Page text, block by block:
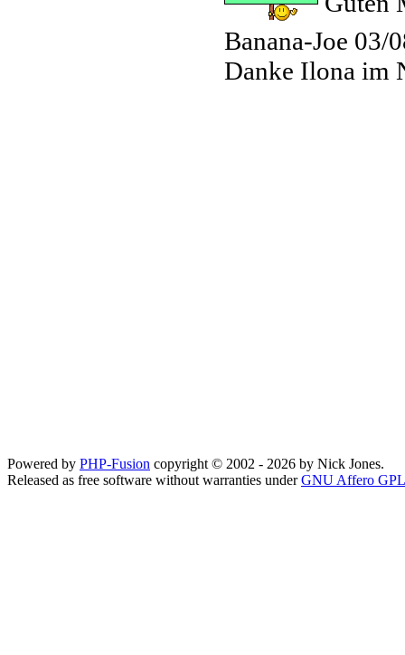
Banana-Joe 03/
Danke Ilona im
Powered by PHP-Fusion copyright © 2002 - 2026 by Nick Jones.
Released as free software without warranties underGNU Affero GPL